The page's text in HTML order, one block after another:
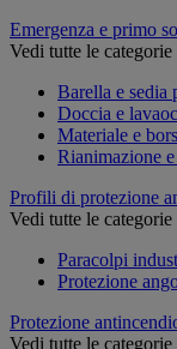
Emergenza e primo
Vedi tutte le categorie
Barella e sedia
Doccia e
Materiale e
Rianimazione
Profili di protezione
Vedi tutte le categorie
Paracolpi
Protezione
Protezione
Vedi tutte le categorie